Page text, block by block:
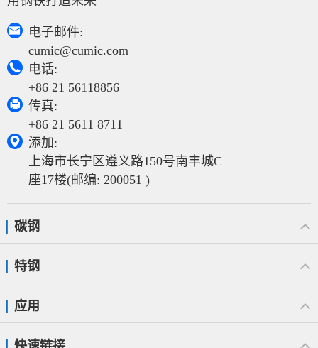

电子邮件:
cumic@cumic.com

电话:
+86 21 56118856

传真:
+86 21 5611 8711

添加:
上海市长宁区遵义路150号南丰城C
座17楼(邮编: 200051 )
碳钢
特钢
应用